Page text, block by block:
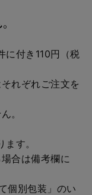
に付き110円（税
れぞれご注文を
。
す。
合は備考欄に
個別包装」のい